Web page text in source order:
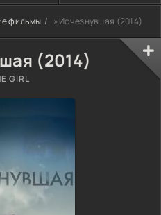
фильмы » Исчезнувшая (2014)
(2014)
GIRL